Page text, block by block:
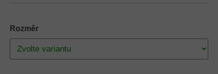
Rozměr